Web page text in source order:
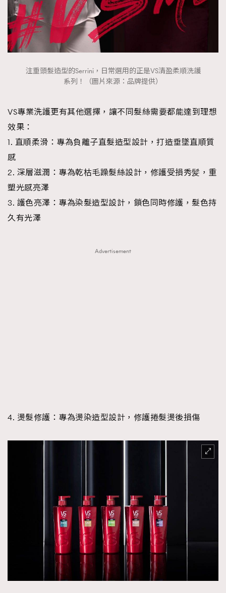
注重頭髮造型的Serrini，日常選用的正是VS清盈柔順洗護
系列！（圖片來源：品牌提供）
VS專業洗護更有其他選擇，讓不同髮絲需要都能達到理想
效果：
1. 直順柔滑：專為負離子直髮造型設計，打造垂墜直順質
感
2. 深層滋潤：專為乾枯毛躁髮絲設計，修護受損秀髪，重
塑光感亮澤
3. 護色亮澤：專為染髮造型設計，鎖色同時修護，髮色持
久有光澤
Advertisement
4. 燙髮修護：專為燙染造型設計，修護捲髮燙後損傷